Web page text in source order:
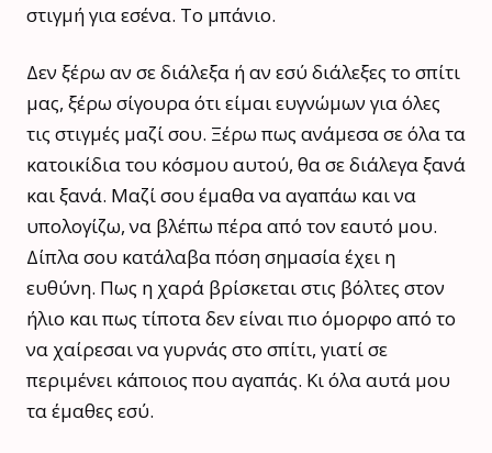
στιγμή για εσένα. Το μπάνιο.
Δεν ξέρω αν σε διάλεξα ή αν εσύ διάλεξες το σπίτι
μας, ξέρω σίγουρα ότι είμαι ευγνώμων για όλες
τις στιγμές μαζί σου. Ξέρω πως ανάμεσα σε όλα τα
κατοικίδια του κόσμου αυτού, θα σε διάλεγα ξανά
και ξανά. Μαζί σου έμαθα να αγαπάω και να
υπολογίζω, να βλέπω πέρα από τον εαυτό μου.
Δίπλα σου κατάλαβα πόση σημασία έχει η
ευθύνη. Πως η χαρά βρίσκεται στις βόλτες στον
ήλιο και πως τίποτα δεν είναι πιο όμορφο από το
να χαίρεσαι να γυρνάς στο σπίτι, γιατί σε
περιμένει κάποιος που αγαπάς. Κι όλα αυτά μου
τα έμαθες εσύ.